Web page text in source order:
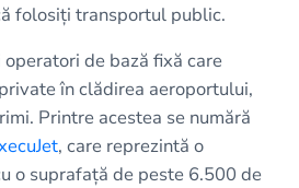
folosiți transportul public.
de bază fixă care
în clădirea aeroportului,
Printre acestea se numără
, care reprezintă o
o suprafață de peste 6.500 de